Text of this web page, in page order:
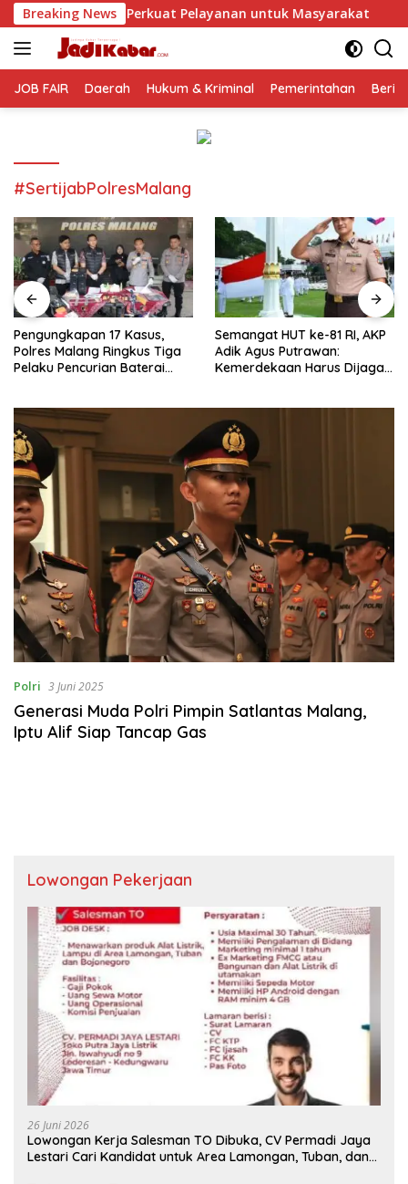
Langsung
ke
konten
Breaking News
Pelayanan untuk Masyarakat Pengungkapan 17
JOB FAIR Daerah Hukum & Kriminal Pemerintahan
#SertijabPolresMalang
Pengungkapan 17 Kasus,
Polres Malang Ringkus Tiga
Pelaku Pencurian Baterai
Semangat HUT ke-81 RI, AKP
Adik Agus Putrawan:
Kemerdekaan Harus Dijaga
Polri 3 Juni 2025
Generasi Muda Polri Pimpin Satlantas Malang,
Iptu Alif Siap Tancap Gas
Lowongan Pekerjaan
26 Juni 2026
Lowongan Kerja Salesman TO Dibuka, CV Permadi Jaya
Lestari Cari Kandidat untuk Area Lamongan, Tuban, dan